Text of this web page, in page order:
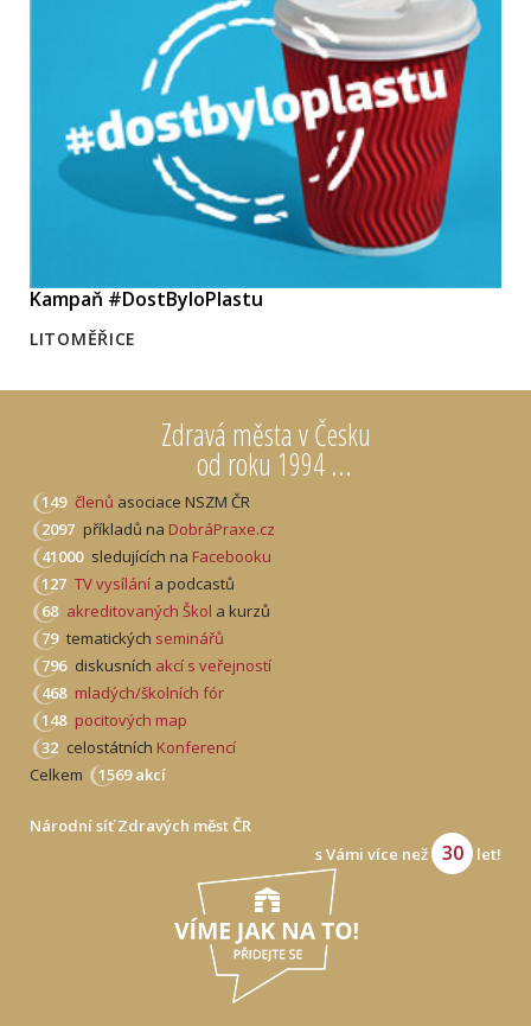
Zdravá města v Česku
od roku 1994 ...
149 členů asociace NSZM ČR
2097 příkladů na DobráPraxe.cz
41000 sledujících na Facebooku
127 TV vysílání a podcastů
68 akreditovaných Škol a kurzů
79 tematických seminářů
796 diskusních akcí s veřejností
468 mladých/školních fór
148 pocitových map
32 celostátních Konferencí
Celkem
1569 akcí
Národní síť Zdravých měst ČR
s Vámi více než
30 let!
Kampaň #DostByloPlastu
LITOMĚŘICE